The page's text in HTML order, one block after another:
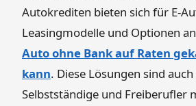
Autokrediten bieten sich für E-
Leasingmodelle und Optionen
Auto ohne Bank auf Raten
kann. Diese Lösungen sind
Selbstständige und Freiberufler